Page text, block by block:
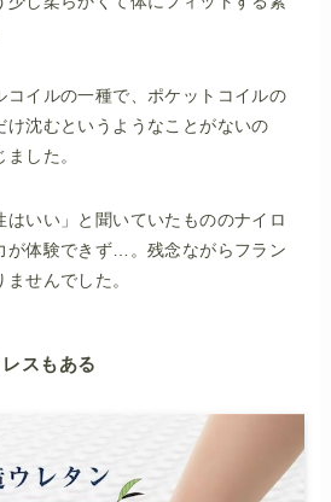
コイルの一種で、ポケットコイルの
け沈むというようなことがないの
した。
はいい」と聞いていたもののナイロ
が体験できず…。残念ながらフラン
せんでした。
スもある